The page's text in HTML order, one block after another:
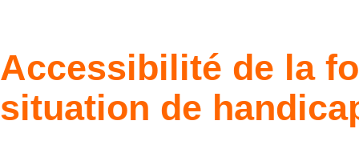
Accessibilité de la
situation de